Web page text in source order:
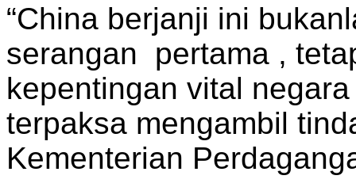
“China berjanji ini
serangan pertama ,
kepentingan vital
terpaksa mengambil
Kementerian